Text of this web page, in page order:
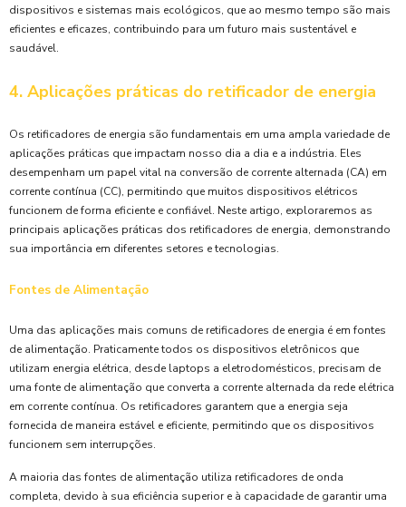
dispositivos e sistemas mais ecológicos, que ao mesmo tempo são mais
eficientes e eficazes, contribuindo para um futuro mais sustentável e
saudável.
4. Aplicações práticas do retificador de energia
Os retificadores de energia são fundamentais em uma ampla variedade de
aplicações práticas que impactam nosso dia a dia e a indústria. Eles
desempenham um papel vital na conversão de corrente alternada (CA) em
corrente contínua (CC), permitindo que muitos dispositivos elétricos
funcionem de forma eficiente e confiável. Neste artigo, exploraremos as
principais aplicações práticas dos retificadores de energia, demonstrando
sua importância em diferentes setores e tecnologias.
Fontes de Alimentação
Uma das aplicações mais comuns de retificadores de energia é em fontes
de alimentação. Praticamente todos os dispositivos eletrônicos que
utilizam energia elétrica, desde laptops a eletrodomésticos, precisam de
uma fonte de alimentação que converta a corrente alternada da rede elétrica
em corrente contínua. Os retificadores garantem que a energia seja
fornecida de maneira estável e eficiente, permitindo que os dispositivos
funcionem sem interrupções.
A maioria das fontes de alimentação utiliza retificadores de onda
completa, devido à sua eficiência superior e à capacidade de garantir uma